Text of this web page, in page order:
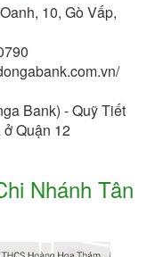
10, Gò Vấp,
Bank) - Quỹ Tiết
Quận 12
Nhánh Tân